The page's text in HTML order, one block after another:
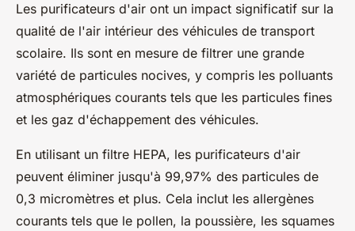
Les purificateurs d'air ont un impact significatif sur la
qualité de l'air intérieur des véhicules de transport
scolaire. Ils sont en mesure de filtrer une grande
variété de particules nocives, y compris les polluants
atmosphériques courants tels que les particules fines
et les gaz d'échappement des véhicules.
En utilisant un filtre HEPA, les purificateurs d'air
peuvent éliminer jusqu'à 99,97% des particules de
0,3 micromètres et plus. Cela inclut les allergènes
courants tels que le pollen, la poussière, les squames